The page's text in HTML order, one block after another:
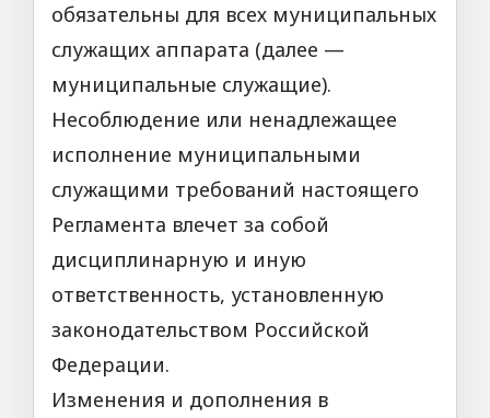
обязательны для всех муниципальных
служащих аппарата (далее —
муниципальные служащие).
Несоблюдение или ненадлежащее
исполнение муниципальными
служащими требований настоящего
Регламента влечет за собой
дисциплинарную и иную
ответственность, установленную
законодательством Российской
Федерации.
Изменения и дополнения в